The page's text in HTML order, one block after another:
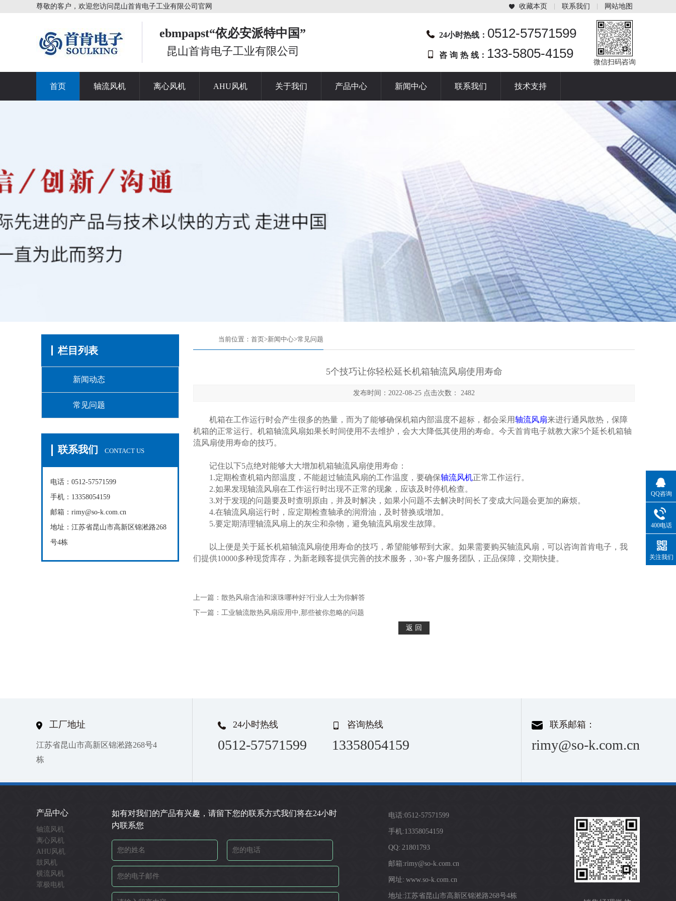
尊敬的客户，欢迎您访问昆山首肯电子工业有限公司官网 收藏本页 联系我们 网站地图
ebmpapst“依必安派特中国”
昆山首肯电子工业有限公司
24小时热线： 0512-57571599
咨 询 热 线： 133-5805-4159
微信扫码咨询
首页 轴流风机 离心风机 AHU风机 关于我们 产品中心 新闻中心 联系我们 技术支持
栏目列表
新闻动态
常见问题
联系我们 CONTACT US
电话：0512-57571599
手机：13358054159
邮箱：rimy@so-k.com.cn
地址：江苏省昆山市高新区锦淞路268
号4栋
当前位置： 首页>新闻中心>常见问题
5个技巧让你轻松延长机箱轴流风扇使用寿命
发布时间：2022-08-25 点击次数： 2482
机箱在工作运行时会产生很多的热量，而为了能够确保机箱内部温度不超标，都会采用轴流风扇来进行通风散热，保障
机箱的正常运行。机箱轴流风扇如果长时间使用不去维护，会大大降低其使用的寿命。今天首肯电子就教大家5个延长机箱轴
流风扇使用寿命的技巧。
记住以下5点绝对能够大大增加机箱轴流风扇使用寿命：
1.定期检查机箱内部温度，不能超过轴流风扇的工作温度，要确保轴流风机正常工作运行。
2.如果发现轴流风扇在工作运行时出现不正常的现象，应该及时停机检查。
3.对于发现的问题要及时查明原由，并及时解决，如果小问题不去解决时间长了变成大问题会更加的麻烦。
4.在轴流风扇运行时，应定期检查轴承的润滑油，及时替换或增加。
5.要定期清理轴流风扇上的灰尘和杂物，避免轴流风扇发生故障。
以上便是关于延长机箱轴流风扇使用寿命的技巧，希望能够帮到大家。如果需要购买轴流风扇，可以咨询首肯电子，我
们提供10000多种现货库存，为新老顾客提供完善的技术服务，30+客户服务团队，正品保障，交期快捷。
上一篇： 散热风扇含油和滚珠哪种好?行业人士为你解答
下一篇： 工业轴流散热风扇应用中,那些被你忽略的问题
工厂地址
江苏省昆山市高新区锦淞路268号4
栋
24小时热线
0512-57571599
咨询热线
13358054159
联系邮箱：
rimy@so-k.com.cn
产品中心
轴流风机
离心风机
AHU风机
鼓风机
横流风机
罩极电机
如有对我们的产品有兴趣，请留下您的联系方式我们将在24小时
内联系您
电话:0512-57571599
手机:13358054159
QQ: 21801793
邮箱:rimy@so-k.com.cn
网址: www.so-k.com.cn
地址:江苏省昆山市高新区锦淞路268号4栋
QQ咨询
400电话
关注我们